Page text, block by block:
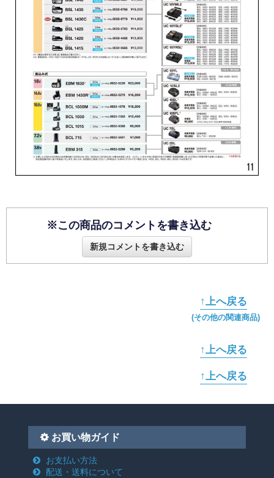
※この商品のコメントを書き込む
新規コメントを書き込む
↑上へ戻る
(その他の関連商品)
↑上へ戻る
↑上へ戻る
お買い物ガイド
お支払い方法
配送・送料について